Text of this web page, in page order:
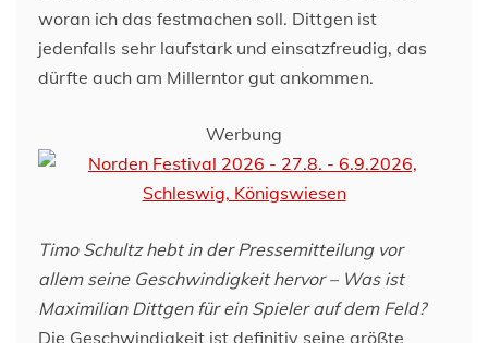
woran ich das festmachen soll. Dittgen ist
jedenfalls sehr laufstark und einsatzfreudig, das
dürfte auch am Millerntor gut ankommen.
Werbung
Timo Schultz hebt in der Pressemitteilung vor
allem seine Geschwindigkeit hervor – Was ist
Maximilian Dittgen für ein Spieler auf dem Feld?
Die Geschwindigkeit ist definitiv seine größte